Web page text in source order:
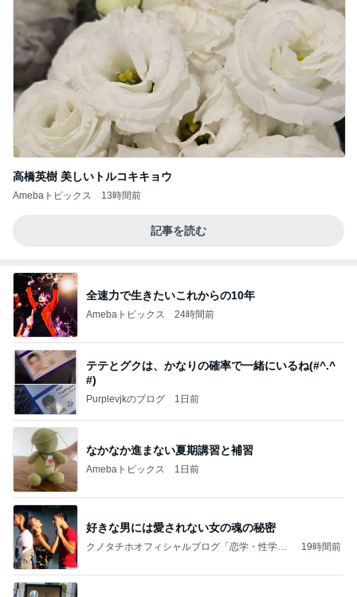
高橋英樹 美しいトルコキキョウ
Amebaトピックス 13時間前
記事を読む
全速力で生きたいこれからの10年
Amebaトピックス 24時間前
テテとグクは、かなりの確率で一緒にいるね(#^.^
#)
Purplevjkのブログ 1日前
なかなか進まない夏期講習と補習
Amebaトピックス 1日前
好きな男には愛されない女の魂の秘密
クノタチホオフィシャルブログ「恋学・性学研
19時間前